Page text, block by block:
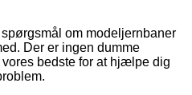
om modeljernbaner
Der er ingen dumme
bedste for at hjælpe dig